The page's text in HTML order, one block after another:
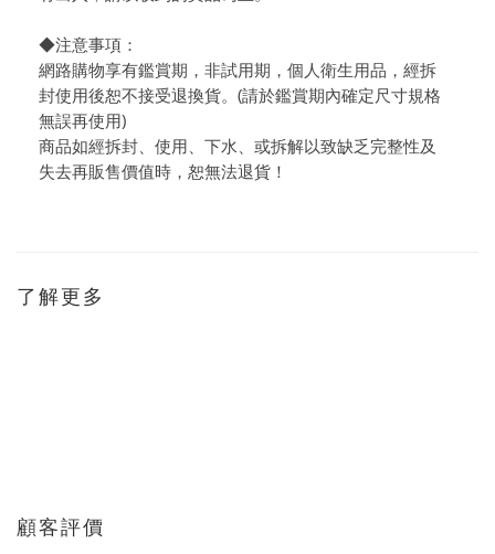
◆注意事項：
網路購物享有鑑賞期，非試用期，個人衛生用品，經拆
封使用後恕不接受退換貨。(請於鑑賞期內確定尺寸規格
無誤再使用)
商品如經拆封、使用、下水、或拆解以致缺乏完整性及
失去再販售價值時，恕無法退貨！
了解更多
顧客評價